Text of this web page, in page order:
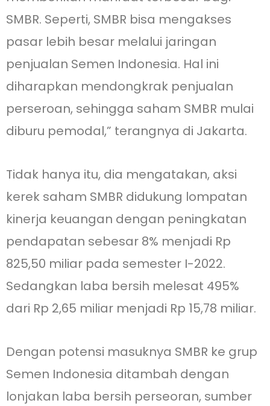
SMBR. Seperti, SMBR bisa mengakses
pasar lebih besar melalui jaringan
penjualan Semen Indonesia. Hal ini
diharapkan mendongkrak penjualan
perseroan, sehingga saham SMBR mulai
diburu pemodal,” terangnya di Jakarta.
Tidak hanya itu, dia mengatakan, aksi
kerek saham SMBR didukung lompatan
kinerja keuangan dengan peningkatan
pendapatan sebesar 8% menjadi Rp
825,50 miliar pada semester I-2022.
Sedangkan laba bersih melesat 495%
dari Rp 2,65 miliar menjadi Rp 15,78 miliar.
Dengan potensi masuknya SMBR ke grup
Semen Indonesia ditambah dengan
lonjakan laba bersih perseoran, sumber